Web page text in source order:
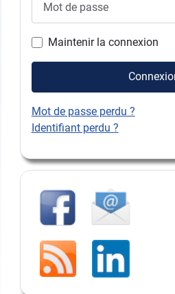
Maintenir la connexion
Mot de passe perdu ?
Identifiant perdu ?